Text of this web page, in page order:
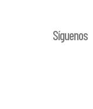
Síguenos